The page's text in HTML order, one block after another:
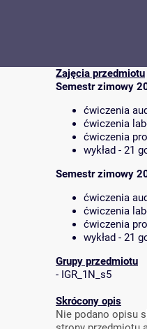
Zajęcia przedmiotu
Semestr zimowy
ćwiczenia
ćwiczenia
ćwiczenia
wykład - 21
Semestr zimowy
ćwiczenia
ćwiczenia
ćwiczenia
wykład - 21
Grupy przedmiotu
- IGR_1N_s5
Skrócony opis
Nie podano opisu